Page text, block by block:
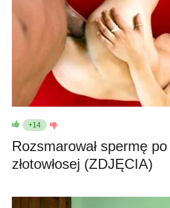
+14
Rozsmarował spermę
złotowłosej (ZDJĘCIA)